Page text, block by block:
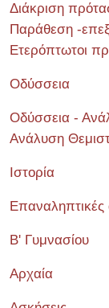
Διάκριση
Παράθεση -
Ετερόπτωτοι
Οδύσσεια
Οδύσσεια -
Ανάλυση
Ιστορία
Επαναληπτικές
Β' Γυμνασίου
Αρχαία